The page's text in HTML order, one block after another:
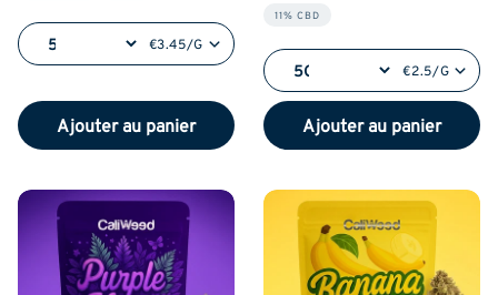
€3.45/G
Ajouter au panier
11% CBD
€2.5/G
Ajouter au panier